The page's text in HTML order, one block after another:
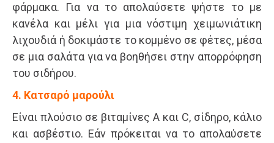
φάρμακα. Για να το απολαύσετε ψήστε το με
κανέλα και μέλι για μια νόστιμη χειμωνιάτικη
λιχουδιά ή δοκιμάστε το κομμένο σε φέτες, μέσα
σε μια σαλάτα για να βοηθήσει στην απορρόφηση
του σιδήρου.
4. Κατσαρό μαρούλι
Είναι πλούσιο σε βιταμίνες Α και C, σίδηρο, κάλιο
και ασβέστιο. Εάν πρόκειται να το απολαύσετε